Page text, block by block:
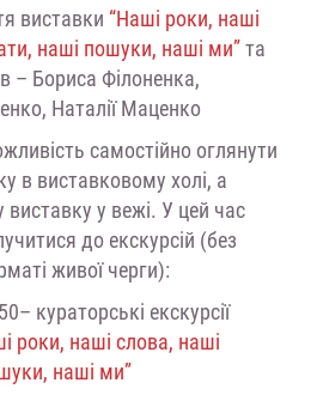
виставки “Наші роки, наші
наші пошуки, наші ми”та
– Бориса Філоненка,
Наталії Маценко
самостійно оглянути
в виставковому холі, а
виставку у вежі. У цей час
до екскурсій (без
живої черги):
кураторські екскурсії
роки, наші слова, наші
наші ми”